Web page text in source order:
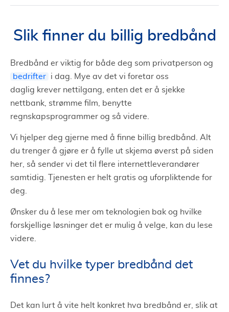
Slik finner du billig bredbånd
Bredbånd er viktig for både deg som privatperson og
bedrifter
i dag. Mye av det vi foretar oss
daglig krever nettilgang, enten det er å sjekke
nettbank, strømme film, benytte
regnskapsprogrammer og så videre.
Vi hjelper deg gjerne med å finne billig bredbånd. Alt
du trenger å gjøre er å fylle ut skjema øverst på siden
her, så sender vi det til flere internettleverandører
samtidig. Tjenesten er helt gratis og uforpliktende for
deg.
Ønsker du å lese mer om teknologien bak og hvilke
forskjellige løsninger det er mulig å velge, kan du lese
videre.
Vet du hvilke typer bredbånd det
finnes?
Det kan lurt å vite helt konkret hva bredbånd er, slik at